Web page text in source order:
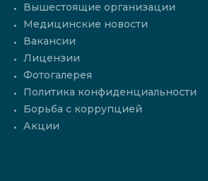
Вышестоящие организации
Медицинские новости
Вакансии
Лицензии
Фотогалерея
Политика конфиденциальности
Борьба с коррупцией
Акции